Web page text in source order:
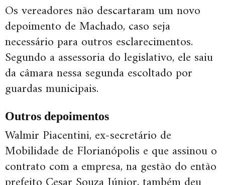
Os vereadores não descartaram um novo
depoimento de Machado, caso seja
necessário para outros esclarecimentos.
Segundo a assessoria do legislativo, ele saiu
da câmara nessa segunda escoltado por
guardas municipais.
Outros depoimentos
Walmir Piacentini, ex-secretário de
Mobilidade de Florianópolis e que assinou o
contrato com a empresa, na gestão do então